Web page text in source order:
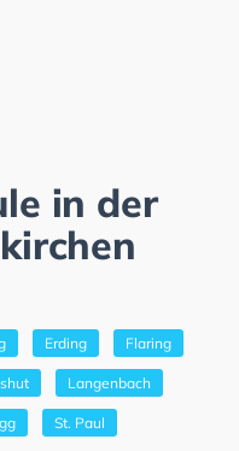
in der
Erding Flaring
Langenbach
St. Paul